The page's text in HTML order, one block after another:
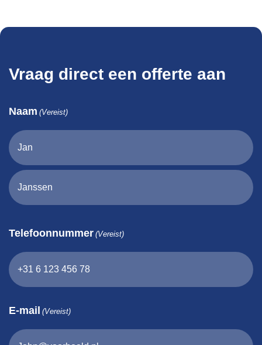
Vraag direct een offerte aan
Naam (Vereist)
Telefoonnummer (Vereist)
E-mail (Vereist)